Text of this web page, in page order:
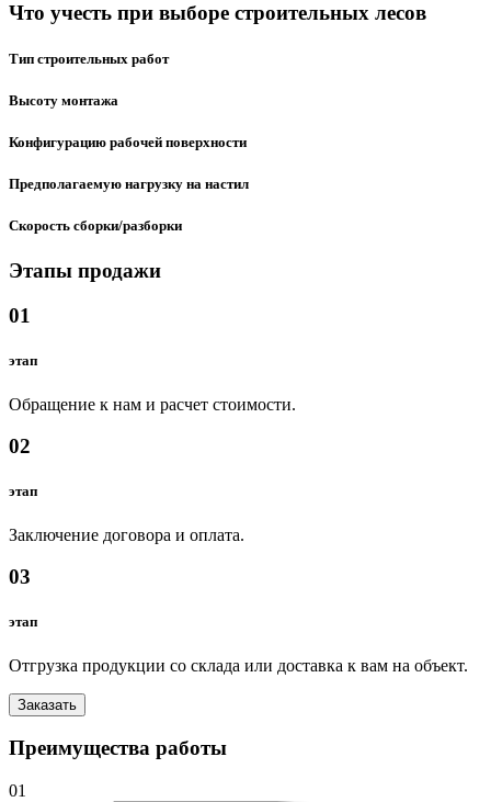
Что учесть при выборе строительных лесов
Тип строительных работ
Высоту монтажа
Конфигурацию рабочей поверхности
Предполагаемую нагрузку на настил
Скорость сборки/разборки
Этапы продажи
01
этап
Обращение к нам и расчет стоимости.
02
этап
Заключение договора и оплата.
03
этап
Отгрузка продукции со склада или доставка к вам на объект.
Заказать
Преимущества работы
01